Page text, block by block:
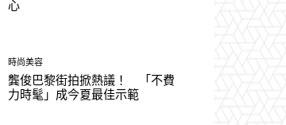
心
時尚美容
龔俊巴黎街拍掀熱議！ 「不費
力時髦」成今夏最佳示範